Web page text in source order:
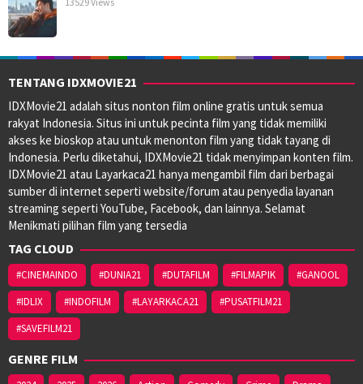
TENTANG IDXMOVIE21
IDXMovie21 adalah situs nonton film online gratis untuk semua
rakyat Indonesia. Situs ini untuk pecinta film yang tidak memiliki
akses ke bioskop atau untuk menonton film yang tidak tayang di
Indonesia. Perlu diketahui, IDXMovie21 tidak menyimpan konten film.
IDXMovie21 atau Layarkaca21 hanya mengambil film dari berbagai
sumber di internet seperti website/forum atau penyedia layanan
streaming seperti YouTube, Facebook, dan lainnya. Selamat
Menikmati pilihan film yang tersedia
TAG CLOUD
#CINEMAINDO #DUNIA21 #DUTAFILM #FILMAPIK
#GANOOL
#IDLIX
#INDOFILM #LAYARKACA21
#PUSATFILM21
#SAVEFILM21
GENRE FILM